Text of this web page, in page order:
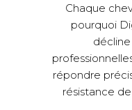
Chaque
pourquoi
répondre
résistance